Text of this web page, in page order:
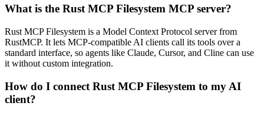
What is the Rust MCP Filesystem MCP server?
Rust MCP Filesystem is a Model Context Protocol server from
RustMCP. It lets MCP-compatible AI clients call its tools over a
standard interface, so agents like Claude, Cursor, and Cline can use
it without custom integration.
How do I connect Rust MCP Filesystem to my AI
client?